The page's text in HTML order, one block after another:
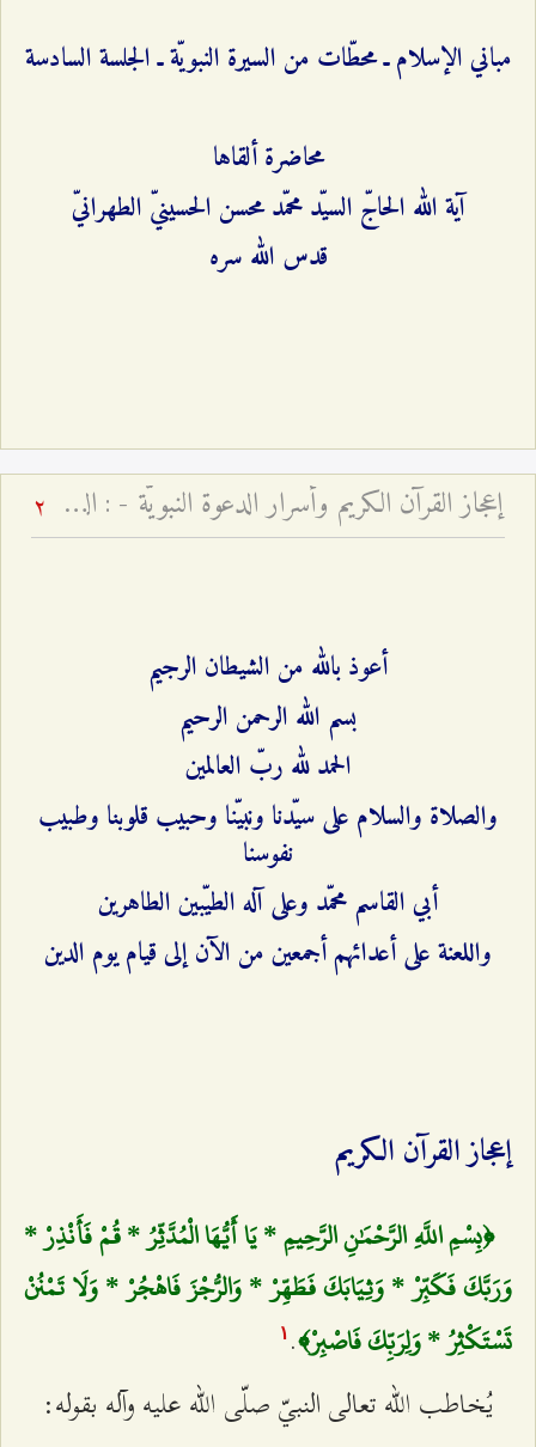
مباني الإسلام ـ محطّات من السيرة النبويّة ـ الجلسة السادسة
محاضرة ألقاها
آية الله الحاجّ السيّد محمّد محسن الحسينيّ الطهرانيّ
قدس الله سره
إعجاز القرآن الكريم وأسرار الدعوة النبويّة - : الدلالات العرفانيّة للخطاب الإلهيّ ﴿قُم فَأَنذِر﴾ وجذور الانحراف الأمويّ 2
أعوذ بالله من الشيطان الرجيم
بسم الله الرحمن الرحيم
الحمد لله ربّ العالمين
والصلاة والسلام على سيّدنا ونبيّنا وحبيب قلوبنا وطبيب
نفوسنا
أبي القاسم محمّد وعلى آله الطيّبين الطاهرين
واللعنة على أعدائهم أجمعين من الآن إلى قيام يوم الدين
إعجاز القرآن الكريم
﴿بِسْمِ اللَّهِ الرَّحْمَٰنِ الرَّحِيمِ * يَا أَيُّهَا الْمُدَّثِّرُ * قُمْ فَأَنْذِرْ *
وَرَبَّكَ فَكَبِّرْ * وَثِيَابَكَ فَطَهِّرْ * وَالرُّجْزَ فَاهْجُرْ * وَلَا تَمْنُنْ
تَسْتَكْثِرُ * وَلِرَبِّكَ فَاصْبِرْ﴾. ۱
يُخاطب الله تعالى النبيّ صلّى الله عليه وآله بقوله: